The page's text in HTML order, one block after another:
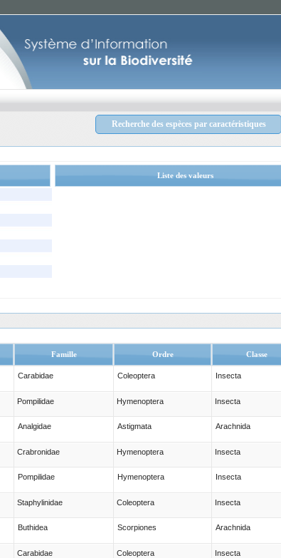
Recherche des espèces par caractéristiques
Liste des valeurs
Famille Ordre Classe
Carabidae Coleoptera Insecta
Pompilidae Hymenoptera Insecta
Analgidae Astigmata Arachnida
Crabronidae Hymenoptera Insecta
Pompilidae Hymenoptera Insecta
Staphylinidae Coleoptera Insecta
Buthidea Scorpiones Arachnida
Carabidae Coleoptera Insecta